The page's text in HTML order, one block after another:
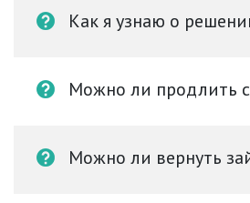
Как я узнаю о
Можно ли продлить
Можно ли вернуть